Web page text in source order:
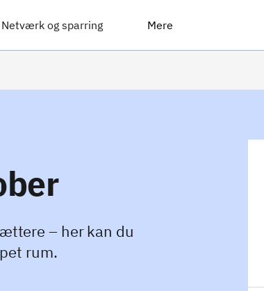
Netværk og sparring Mere
– her kan du
rum.